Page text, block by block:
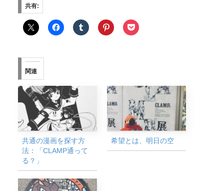
共有:
関連
共通の漫画を探す方
法：「CLAMP通って
る？」
希望とは、明日の空